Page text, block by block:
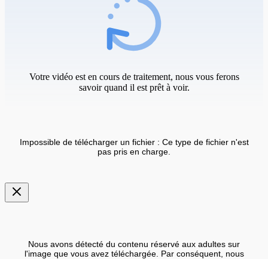
Votre vidéo est en cours de traitement, nous vous ferons
savoir quand il est prêt à voir.
Impossible de télécharger un fichier : Ce type de fichier n'est
pas pris en charge.
Nous avons détecté du contenu réservé aux adultes sur
l'image que vous avez téléchargée. Par conséquent, nous